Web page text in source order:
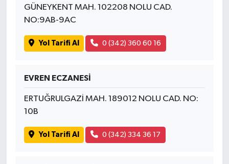
GÜNEYKENT MAH. 102208 NOLU CAD.
NO:9AB-9AC
Yol Tarifi Al 0 (342) 360 60 16
EVREN ECZANESİ
ERTUĞRULGAZİ MAH. 189012 NOLU CAD. NO:
10B
Yol Tarifi Al 0 (342) 334 36 17